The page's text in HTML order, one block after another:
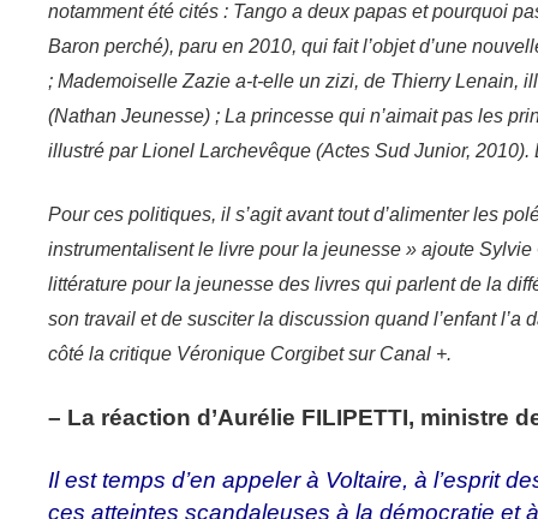
notamment été cités : Tango a deux papas et pourquoi
Baron perché), paru en 2010, qui fait l’objet d’une
; Mademoiselle Zazie a-t-elle un zizi, de Thierry Lenain,
(Nathan Jeunesse) ; La princesse qui n’aimait pas les
illustré par Lionel Larchevêque (Actes Sud Junior, 2010).
Pour ces politiques, il s’agit avant tout d’alimenter les
instrumentalisent le livre pour la jeunesse » ajoute
littérature pour la jeunesse des livres qui parlent de la
son travail et de susciter la discussion quand l’enfant l’a
côté la critique Véronique Corgibet sur Canal +.
– La réaction d’Aurélie FILIPETTI, ministre
Il est temps d’en appeler à Voltaire, à l’esprit
ces atteintes scandaleuses à la démocratie et